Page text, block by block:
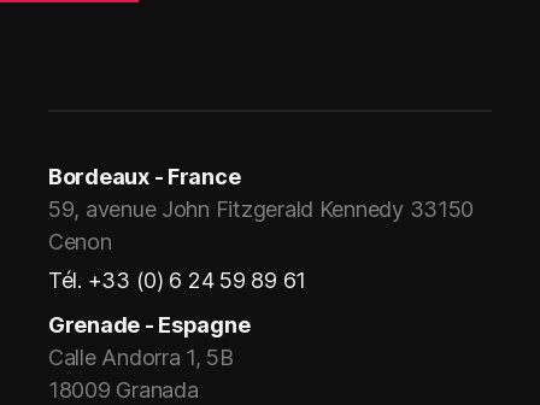
Bordeaux - France
59, avenue John Fitzgerald Kennedy 33150
Cenon
Tél. +33 (0) 6 24 59 89 61
Grenade - Espagne
Calle Andorra 1, 5B
18009 Granada